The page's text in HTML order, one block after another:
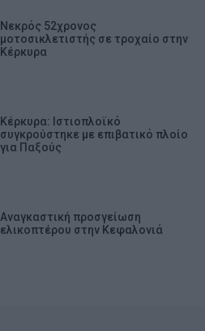
Νεκρός 52χρονος
μοτοσικλετιστής σε τροχαίο στην
Κέρκυρα
Κέρκυρα: Ιστιοπλοϊκό
συγκρούστηκε με επιβατικό πλοίο
για Παξούς
Αναγκαστική προσγείωση
ελικοπτέρου στην Κεφαλονιά